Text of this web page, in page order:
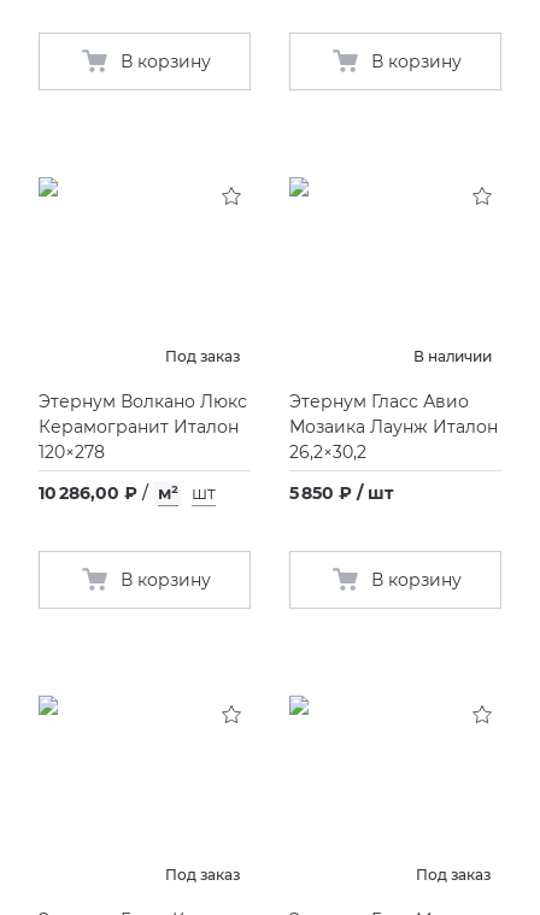
В корзину В корзину
Под заказ
Этернум Волкано Люкс
Керамогранит Италон
120×278
10 286,00 ₽ / м² шт
В корзину
В наличии
Этернум Гласс Авио
Мозаика Лаунж Италон
26,2×30,2
5 850 ₽ / шт
В корзину
Под заказ Под заказ